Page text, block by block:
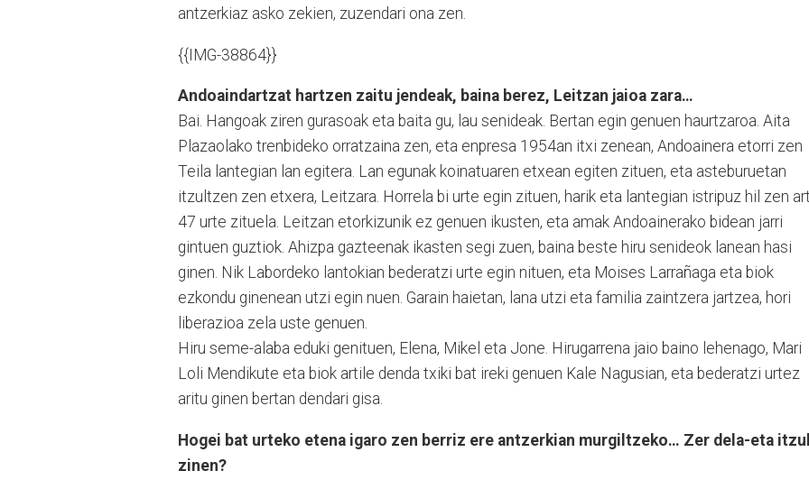
antzerkiaz asko zekien, zuzendari ona zen.
{{IMG-38864}}
Andoaindartzat hartzen zaitu jendeak, baina berez, Leitzan jaioa zara…
Bai. Hangoak ziren gurasoak eta baita gu, lau senideak. Bertan egin genuen haurtzaroa. Aita
Plazaolako trenbideko orratzaina zen, eta enpresa 1954an itxi zenean, Andoainera etorri zen
Teila lantegian lan egitera. Lan egunak koinatuaren etxean egiten zituen, eta asteburuetan
itzultzen zen etxera, Leitzara. Horrela bi urte egin zituen, harik eta lantegian istripuz hil zen
47 urte zituela. Leitzan etorkizunik ez genuen ikusten, eta amak Andoainerako bidean jarri
gintuen guztiok. Ahizpa gazteenak ikasten segi zuen, baina beste hiru senideok lanean hasi
ginen. Nik Labordeko lantokian bederatzi urte egin nituen, eta Moises Larrañaga eta biok
ezkondu ginenean utzi egin nuen. Garain haietan, lana utzi eta familia zaintzera jartzea, hori
liberazioa zela uste genuen.
Hiru seme-alaba eduki genituen, Elena, Mikel eta Jone. Hirugarrena jaio baino lehenago, Mari
Loli Mendikute eta biok artile denda txiki bat ireki genuen Kale Nagusian, eta bederatzi urtez
aritu ginen bertan dendari gisa.
Hogei bat urteko etena igaro zen berriz ere antzerkian murgiltzeko… Zer dela-eta
zinen?